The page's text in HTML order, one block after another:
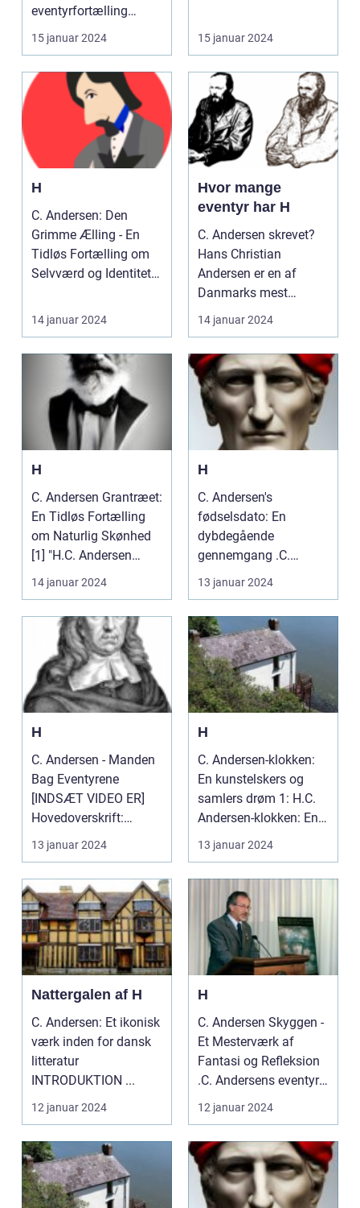
eventyrfortælling
skrevet af den danske
forfatte...
15 januar 2024 15 januar 2024
H
C. Andersen: Den
Grimme Ælling - En
Tidløs Fortælling om
Selvværd og Identitet
14 januar 2024
Hvor mange
eventyr har H
C. Andersen skrevet?
Hans Christian
Andersen er en af
Danmarks mest
berømte forfattere,
kendt for s...
14 januar 2024
H
C. Andersen Grantræet:
En Tidløs Fortælling
om Naturlig Skønhed
[1] "H.C. Andersen
Grantræet" - En ...
14 januar 2024
H
C. Andersen's
fødselsdato: En
dybdegående
gennemgang .C.
Andersen, en af
verdens mest berømte
forfa...
13 januar 2024
H
C. Andersen - Manden
Bag Eventyrene
[INDSÆT VIDEO ER]
Hovedoverskrift:
Eventyrene af H.C.
Andersen ...
13 januar 2024
H
C. Andersen-klokken:
En kunstelskers og
samlers drøm 1: H.C.
Andersen-klokken: En
kunstelskers og s...
13 januar 2024
Nattergalen af H
C. Andersen: Et ikonisk
værk inden for dansk
litteratur
INTRODUKTION ...
12 januar 2024
H
C. Andersen Skyggen -
Et Mesterværk af
Fantasi og Refleksion
.C. Andersens eventyr
"Skyggen" er et ...
12 januar 2024